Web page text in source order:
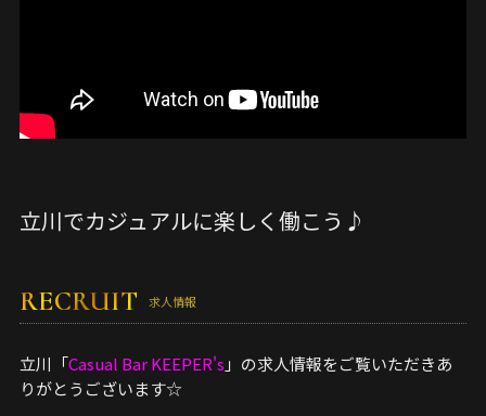
立川でカジュアルに楽しく働こう♪
RECRUIT 求人情報
立川「Casual Bar KEEPER's 」の求人情報をご覧いただきあ
りがとうございます☆